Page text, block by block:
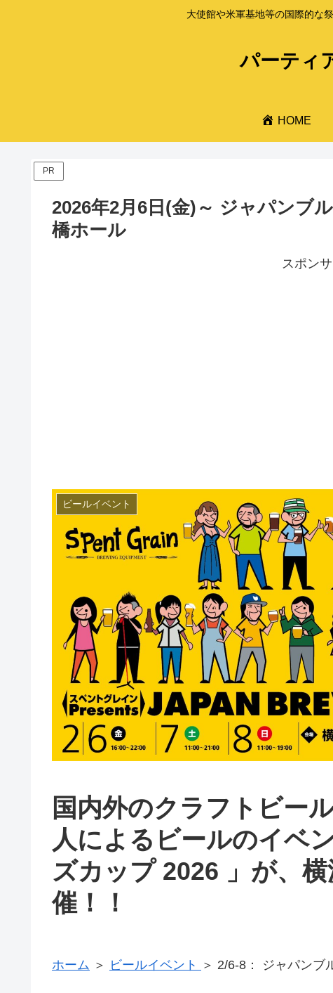
大使館や米軍基地等の国際的な
パーティ
HOME
PR
2026年2月6日(金)～ ジャパンブ
橋ホール
スポン
ビールイベント
国内外のクラフトビー
人によるビールのイベ
ズカップ 2026 」が、
催！！
ホーム ＞ ビールイベント ＞ 2/6-8： ジャパンブ